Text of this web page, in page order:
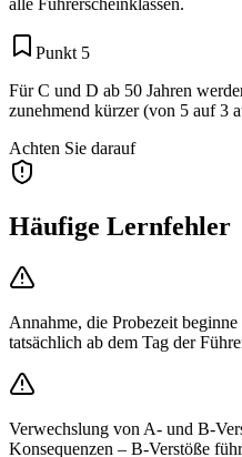
alle Führerscheinklassen.
Punkt 5
Für C und D ab 50 Jahren
zunehmend kürzer (von 5 auf 3
Achten Sie darauf
Häufige Lernfehler
Annahme, die Probezeit
tatsächlich ab dem Tag der
Verwechslung von A- und B-
Konsequenzen – B-Verstöße